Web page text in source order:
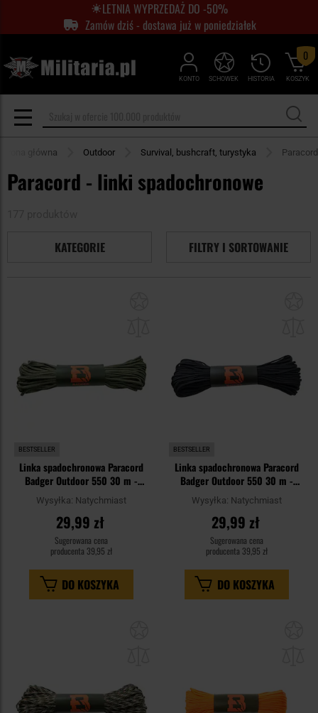
LETNIA WYPRZEDAŻ DO -50%
Zamów dziś - dostawa już w poniedziałek
KONTO HISTORIA
SCHOWEK KOSZYK
0
Strona główna Outdoor Survival, bushcraft, turystyka Paracord
Paracord - linki spadochronowe
KATEGORIE FILTRY I SORTOWANIE
BESTSELLER
Linka spadochronowa Paracord
Badger Outdoor 550 30 m -
Olive
Wysyłka: Natychmiast
29,99 zł
Sugerowana cena
producenta 39,95 zł
DO KOSZYKA
BESTSELLER
Linka spadochronowa Paracord
Badger Outdoor 550 30 m -
Black
Wysyłka: Natychmiast
29,99 zł
Sugerowana cena
producenta 39,95 zł
DO KOSZYKA